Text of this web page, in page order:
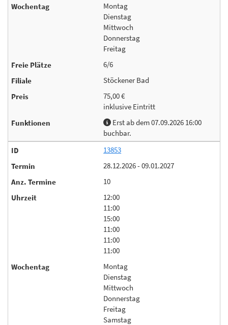
Montag
Dienstag
Mittwoch
Donnerstag
Freitag
6/6
Stöckener Bad
75,00 €
inklusive Eintritt
Erst ab dem 07.09.2026 16:00
buchbar.
13853
28.12.2026 - 09.01.2027
10
12:00
11:00
15:00
11:00
11:00
11:00
Montag
Dienstag
Mittwoch
Donnerstag
Freitag
Samstag